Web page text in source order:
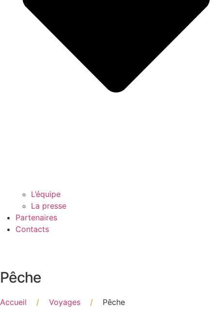
L’équipe
La presse
Partenaires
Contacts
Pêche
Accueil / Voyages / Pêche